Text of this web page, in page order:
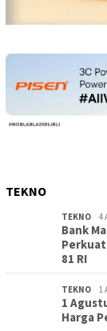
TEKNO
TEKNO 4
Bank
81 RI
TEKNO 1
1
Harga